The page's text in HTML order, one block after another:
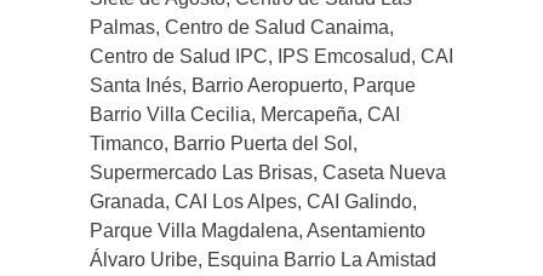
Palmas, Centro de Salud Canaima,
Centro de Salud IPC, IPS Emcosalud, CAI
Santa Inés, Barrio Aeropuerto, Parque
Barrio Villa Cecilia, Mercapeña, CAI
Timanco, Barrio Puerta del Sol,
Supermercado Las Brisas, Caseta Nueva
Granada, CAI Los Alpes, CAI Galindo,
Parque Villa Magdalena, Asentamiento
Álvaro Uribe, Esquina Barrio La Amistad